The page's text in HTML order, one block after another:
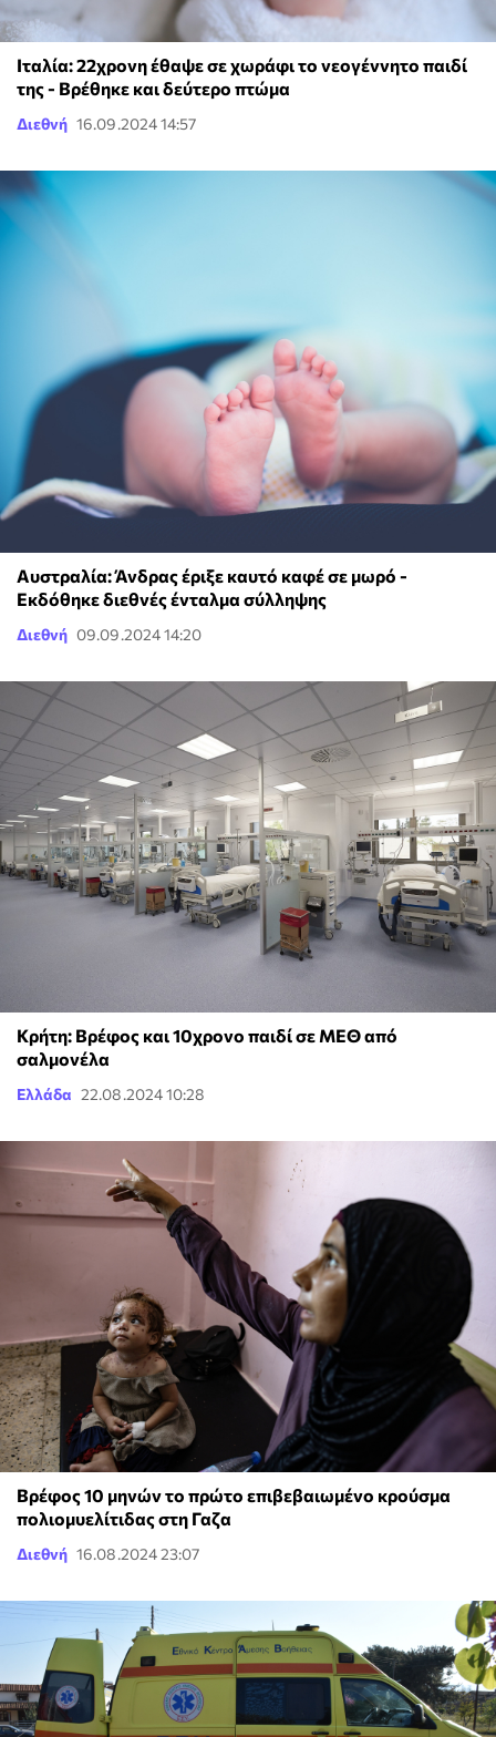
Ιταλία: 22χρονη έθαψε σε χωράφι το νεογέννητο παιδί
της - Βρέθηκε και δεύτερο πτώμα
Διεθνή 16.09.2024 14:57
Αυστραλία: Άνδρας έριξε καυτό καφέ σε μωρό -
Εκδόθηκε διεθνές ένταλμα σύλληψης
Διεθνή 09.09.2024 14:20
Κρήτη: Βρέφος και 10χρονο παιδί σε ΜΕΘ από
σαλμονέλα
Ελλάδα 22.08.2024 10:28
Βρέφος 10 μηνών το πρώτο επιβεβαιωμένο κρούσμα
πολιομυελίτιδας στη Γαζα
Διεθνή 16.08.2024 23:07